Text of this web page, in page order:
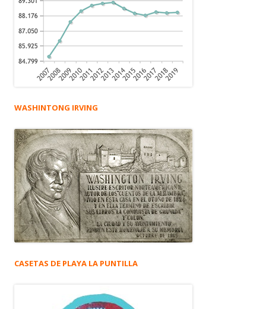
WASHINTONG IRVING
CASETAS DE PLAYA LA PUNTILLA